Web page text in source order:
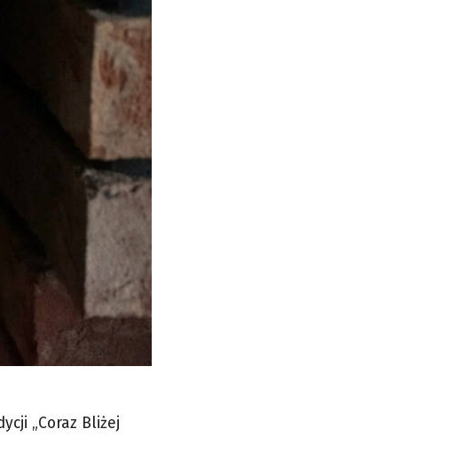
„Coraz Bliżej